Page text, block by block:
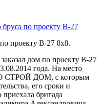
по проекту В-27
проекту B-27 8х8.
дом по проекту В-27
года. На место
СТРОЙ ДОМ, с которым
его сроки и
бригада